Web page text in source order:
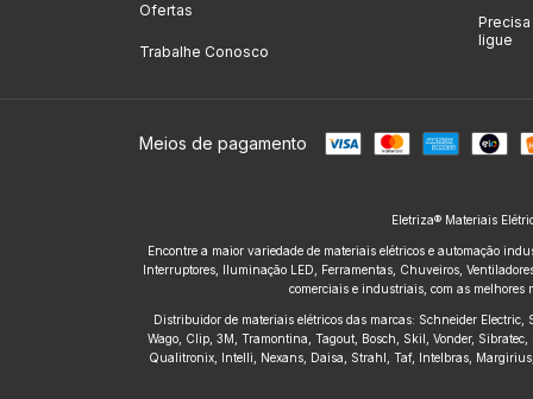
Ofertas
Trabalhe Conosco
ligue
Meios de pagamento
Eletriza® Materiais
Encontre a maior variedade de materiais elétricos e automação
Interruptores, Iluminação LED, Ferramentas, Chuveiros,
comerciais e industriais, com as melhores
Distribuidor de materiais elétricos das marcas: Schneider
Wago, Clip, 3M, Tramontina, Tagout, Bosch, Skil, Vonder,
Qualitronix, Intelli, Nexans, Daisa, Strahl, Taf, Intelbras,